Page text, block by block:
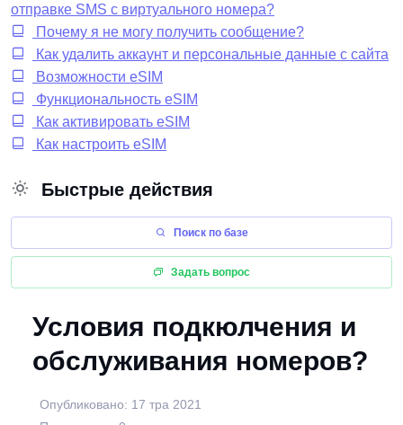
отправке SMS с виртуального номера?
Почему я не могу получить сообщение?
Как удалить аккаунт и персональные данные с сайта
Возможности eSIM
Функциональность eSIM
Как активировать eSIM
Как настроить eSIM
Быстрые действия
Поиск по базе
Задать вопрос
Условия подкюлчения и
обслуживания номеров?
Опубликовано: 17 тра 2021